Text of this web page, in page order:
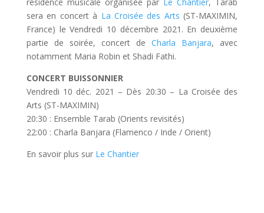
résidence musicale organisée par Le Chantier, Tarab
sera en concert à La Croisée des Arts (ST-MAXIMIN,
France) le Vendredi 10 décembre 2021. En deuxième
partie de soirée, concert deCharla Banjara, avec
notamment Maria Robin et Shadi Fathi.
CONCERT BUISSONNIER
Vendredi 10 déc. 2021 – Dès 20:30 – La Croisée des
Arts (ST-MAXIMIN)
20:30 : Ensemble Tarab (Orients revisités)
22:00 : Charla Banjara (Flamenco / Inde / Orient)
En savoir plus sur Le Chantier